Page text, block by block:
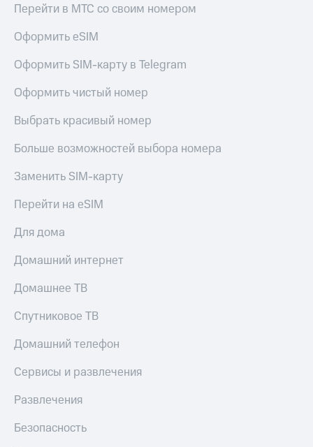
Перейти в МТС со своим номером
Оформить eSIM
Оформить SIM-карту в Telegram
Оформить чистый номер
Выбрать красивый номер
Больше возможностей выбора номера
Заменить SIM-карту
Перейти на eSIM
Для дома
Домашний интернет
Домашнее ТВ
Спутниковое ТВ
Домашний телефон
Сервисы и развлечения
Развлечения
Безопасность